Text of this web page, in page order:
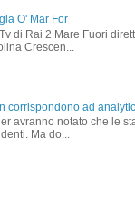
O' Mar For
di Rai 2 Mare Fuori
Crescen...
corrispondono ad
avranno notato che le
Ma do...